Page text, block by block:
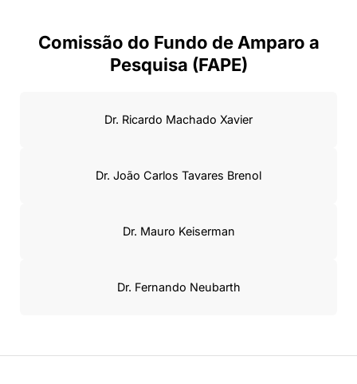
Comissão do Fundo de Amparo a
Pesquisa (FAPE)
Dr. Ricardo Machado Xavier
Dr. João Carlos Tavares Brenol
Dr. Mauro Keiserman
Dr. Fernando Neubarth